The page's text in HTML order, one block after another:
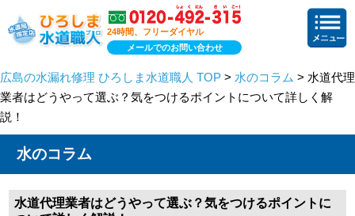
24時間、フリーダイヤル
メールでのお問い合わせ
広島の水漏れ修理 ひろしま水道職人 TOP > 水のコラム > 水道代理
業者はどうやって選ぶ？気をつけるポイントについて詳しく解
説！
水のコラム
水道代理業者はどうやって選ぶ？気をつけるポイントに